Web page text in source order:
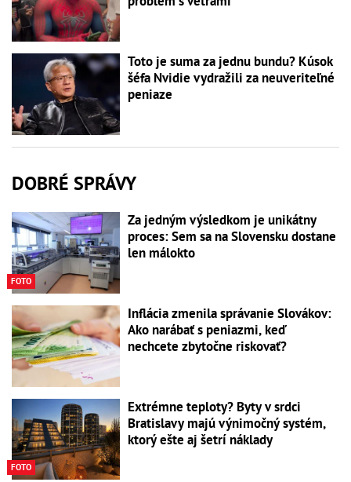
Toto je suma za jednu bundu? Kúsok
šéfa Nvidie vydražili za neuveriteľné
peniaze
DOBRÉ SPRÁVY
FOTO
Za jedným výsledkom je unikátny
proces: Sem sa na Slovensku dostane
len málokto
Inflácia zmenila správanie Slovákov:
Ako narábať s peniazmi, keď
nechcete zbytočne riskovať?
FOTO
Extrémne teploty? Byty v srdci
Bratislavy majú výnimočný systém,
ktorý ešte aj šetrí náklady